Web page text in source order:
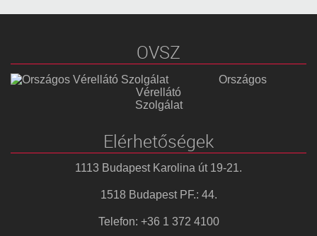
OVSZ
Országos
Vérellátó
Szolgálat
Elérhetőségek
1113 Budapest Karolina út 19-21.
1518 Budapest PF.: 44.
Telefon: +36 1 372 4100